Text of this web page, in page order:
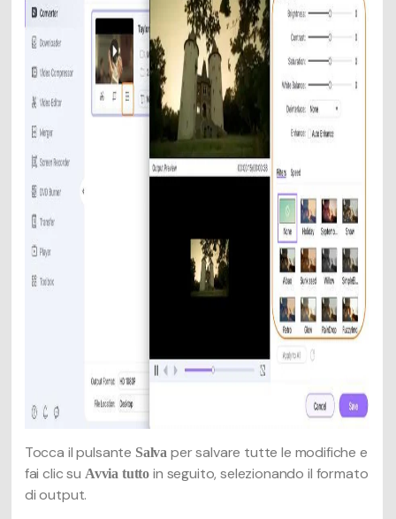
Tocca il pulsante Salva per salvare tutte le modifiche e
fai clic su Avvia tutto in seguito, selezionando il formato
di output.